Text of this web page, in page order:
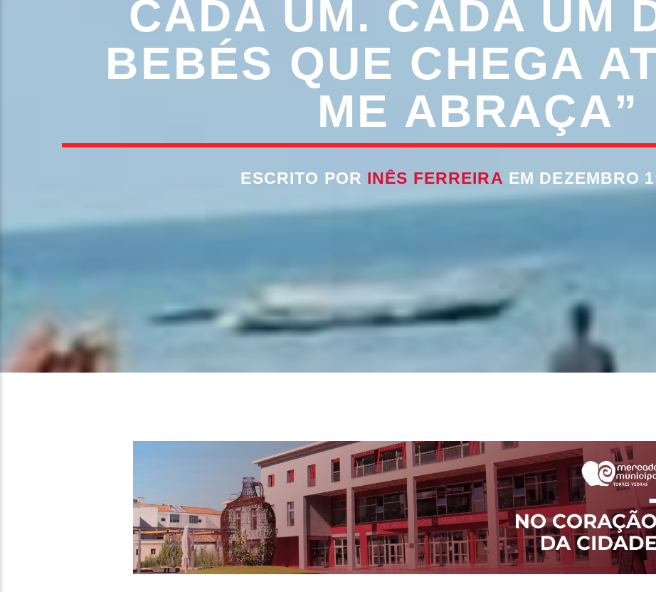
CADA UM. CADA UM
BEBÉS QUE CHEGA
ME ABRAÇA”
ESCRITO POR INÊS FERREIRA EM DEZEMBRO